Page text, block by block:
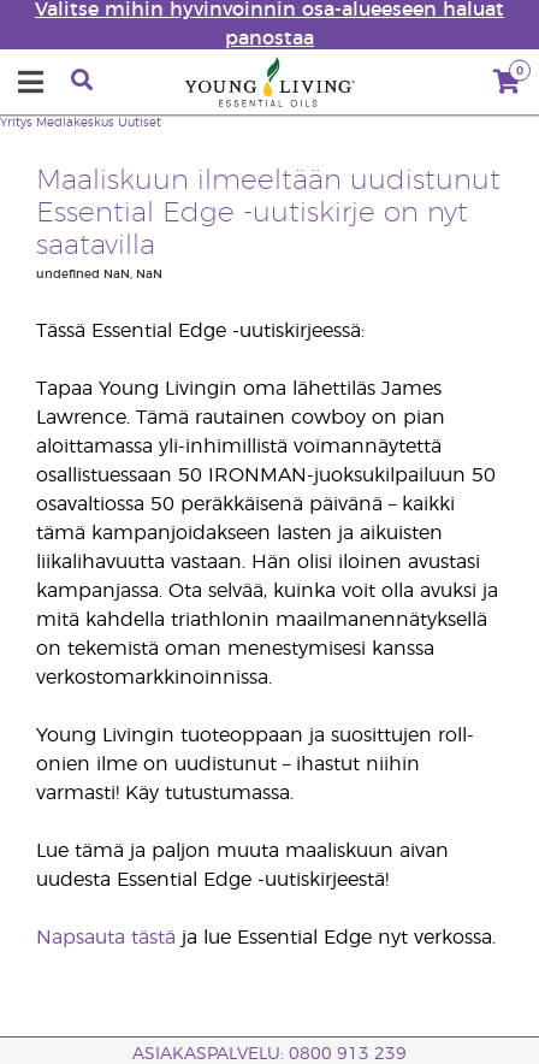
Valitse mihin hyvinvoinnin osa-alueeseen haluat
panostaa
0
Yritys Mediakeskus Uutiset
Maaliskuun ilmeeltään uudistunut
Essential Edge -uutiskirje on nyt
saatavilla
undefined NaN, NaN
Tässä Essential Edge -uutiskirjeessä:
Tapaa Young Livingin oma lähettiläs James
Lawrence. Tämä rautainen cowboy on pian
aloittamassa yli-inhimillistä voimannäytettä
osallistuessaan 50 IRONMAN-juoksukilpailuun 50
osavaltiossa 50 peräkkäisenä päivänä – kaikki
tämä kampanjoidakseen lasten ja aikuisten
liikalihavuutta vastaan. Hän olisi iloinen avustasi
kampanjassa. Ota selvää, kuinka voit olla avuksi ja
mitä kahdella triathlonin maailmanennätyksellä
on tekemistä oman menestymisesi kanssa
verkostomarkkinoinnissa.
Young Livingin tuoteoppaan ja suosittujen roll-
onien ilme on uudistunut – ihastut niihin
varmasti! Käy tutustumassa.
Lue tämä ja paljon muuta maaliskuun aivan
uudesta Essential Edge -uutiskirjeestä!
Napsauta tästä ja lue Essential Edge nyt verkossa.
ASIAKASPALVELU: 0800 913 239